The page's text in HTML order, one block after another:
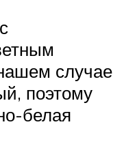
случае
поэтому
белая